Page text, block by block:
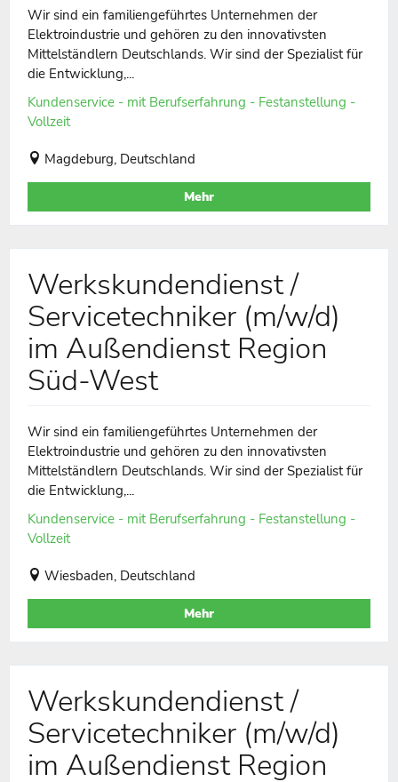
Wir sind ein familiengeführtes Unternehmen der
Elektroindustrie und gehören zu den innovativsten
Mittelständlern Deutschlands. Wir sind der Spezialist für
die Entwicklung,...
Kundenservice - mit Berufserfahrung - Festanstellung -
Vollzeit
Magdeburg, Deutschland
Mehr
Werkskundendienst /
Servicetechniker (m/w/d)
im Außendienst Region
Süd-West
Wir sind ein familiengeführtes Unternehmen der
Elektroindustrie und gehören zu den innovativsten
Mittelständlern Deutschlands. Wir sind der Spezialist für
die Entwicklung,...
Kundenservice - mit Berufserfahrung - Festanstellung -
Vollzeit
Wiesbaden, Deutschland
Mehr
Werkskundendienst /
Servicetechniker (m/w/d)
im Außendienst Region